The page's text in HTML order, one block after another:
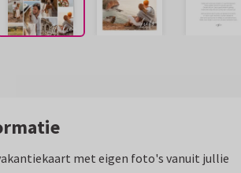
met eigen foto's vanuit jullie